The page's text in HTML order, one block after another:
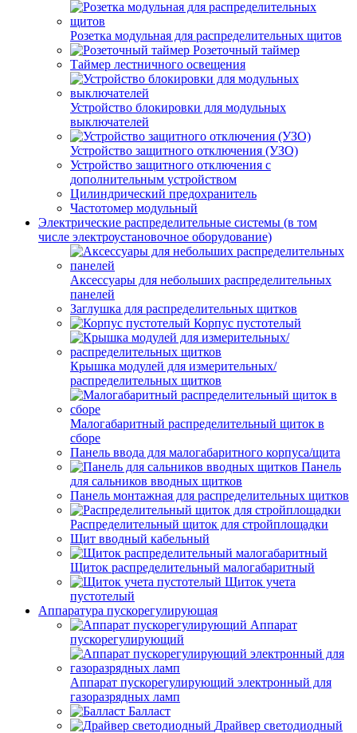
Розетка модульная для распределительных щитов
Розеточный таймер
Таймер лестничного освещения
Устройство блокировки для модульных
выключателей
Устройство защитного отключения (УЗО)
Устройство защитного отключения с
дополнительным устройством
Цилиндрический предохранитель
Частотомер модульный
Электрические распределительные системы (в том
числе электроустановочное оборудование)
Аксессуары для небольших распределительных
панелей
Заглушка для распределительных щитков
Корпус пустотелый
Крышка модулей для измерительных/
распределительных щитков
Малогабаритный распределительный щиток в
сборе
Панель ввода для малогабаритного корпуса/щита
Панель
для сальников вводных щитков
Панель монтажная для распределительных щитков
Распределительный щиток для стройплощадки
Щит вводный кабельный
Щиток распределительный малогабаритный
Щиток учета
пустотелый
Аппаратура пускорегулирующая
Аппарат
пускорегулирующий
Аппарат пускорегулирующий электронный для
газоразрядных ламп
Балласт
Драйвер светодиодный